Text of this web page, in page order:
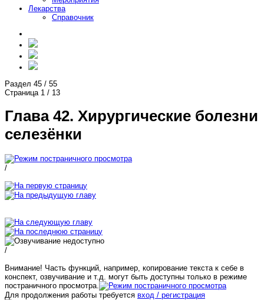
Лекарства
Справочник
Раздел 45 / 55
Страница 1 / 13
Глава 42. Хирургические болезни
селезёнки
/
/
Внимание! Часть функций, например, копирование текста к себе в
конспект, озвучивание и т.д. могут быть доступны только в режиме
постраничного просмотра.
Для продолжения работы требуется вход / регистрация